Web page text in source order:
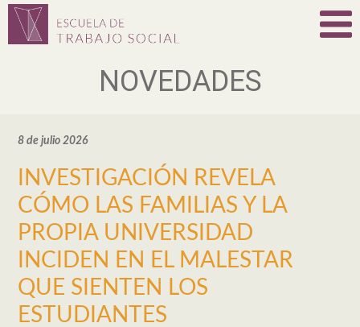
NOVEDADES
8 de julio 2026
INVESTIGACIÓN REVELA
CÓMO LAS FAMILIAS Y LA
PROPIA UNIVERSIDAD
INCIDEN EN EL MALESTAR
QUE SIENTEN LOS
ESTUDIANTES